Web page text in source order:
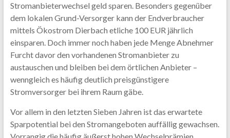
Stromanbieterwechsel geld sparen. Besonders gegenüber
dem lokalen Grund-Versorger kann der Endverbraucher
mittels Ökostrom Dierbach etliche 100 EUR jährlich
einsparen. Doch immer noch haben jede Menge Abnehmer
Furcht davor den vorhandenen Stromanbieter zu
austauschen und bleiben bei dem örtlichen Anbieter –
wenngleich es häufig deutlich preisgünstigere
Stromversorger bei ihrem Raum gäbe.
Vor allem in den letzten Sieben Jahren ist das erwartete
Sparpotential bei den Stromangeboten auffällig gewachsen.